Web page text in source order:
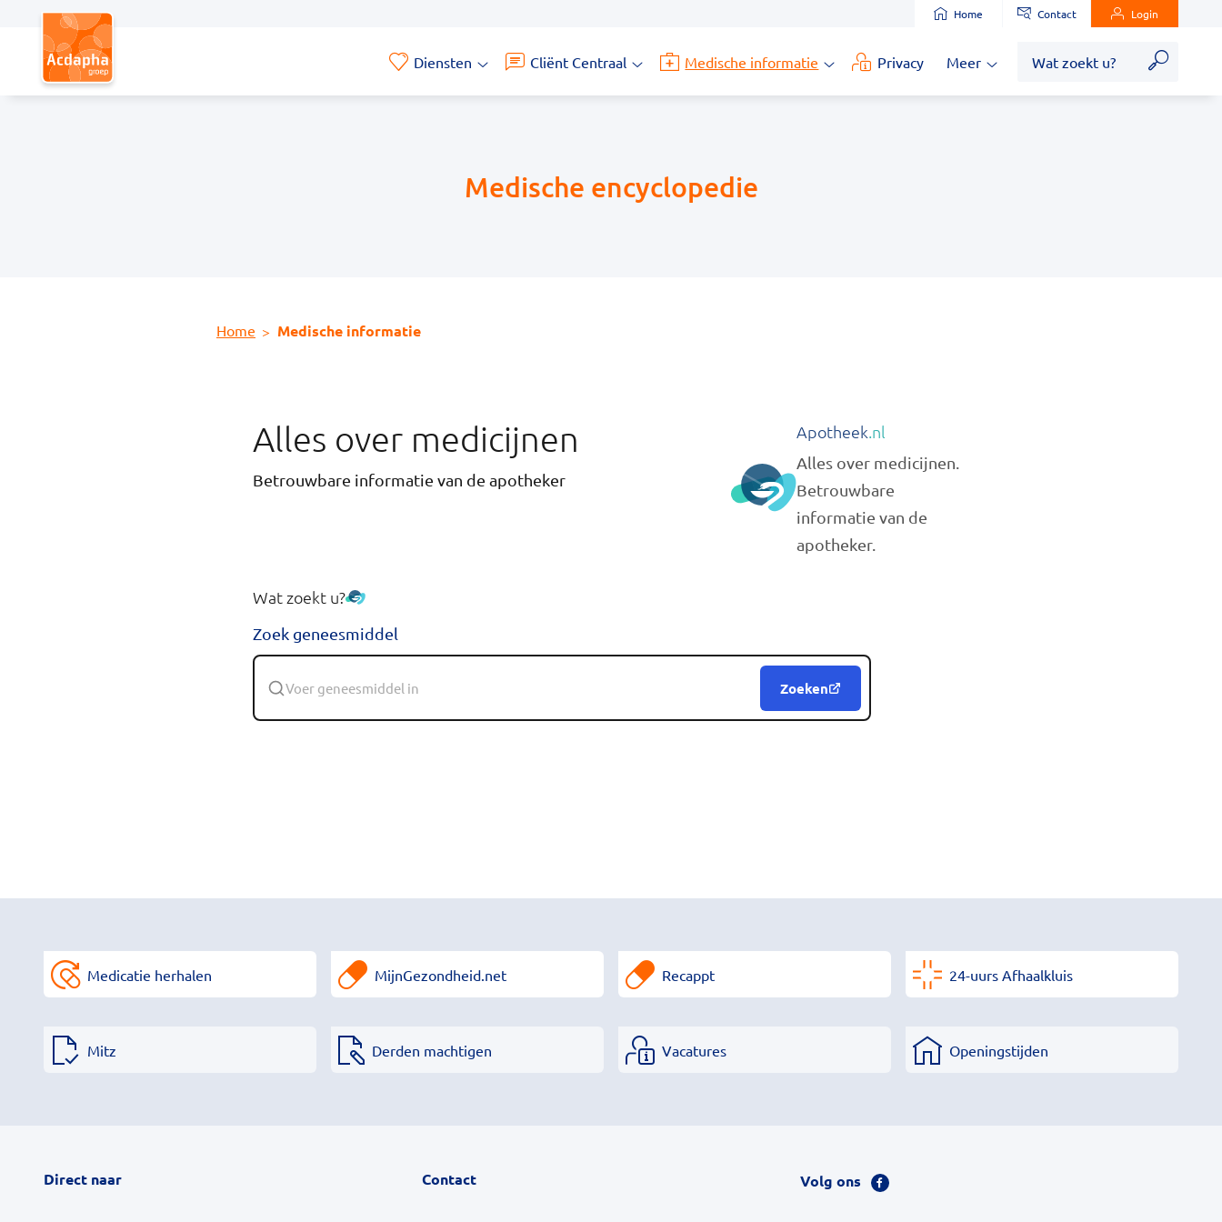
Home Contact Login
Diensten
submenu
Cliënt Centraal
Centraal
Medische informatie
informatie
Privacy
Meer
submenu
Home Medische informatie
Medische encyclopedie
Alles over medicijnen
Betrouwbare informatie van de apotheker
Apotheek.nl
Alles over medicijnen.
Betrouwbare
informatie van de
apotheker.
Wat zoekt u?
Zoek geneesmiddel
Zoeken
Medicatie herhalen MijnGezondheid.net Recappt 24-uurs Afhaalkluis
Mitz Derden machtigen Vacatures Openingstijden
Direct naar Contact Volg ons
Bezoek